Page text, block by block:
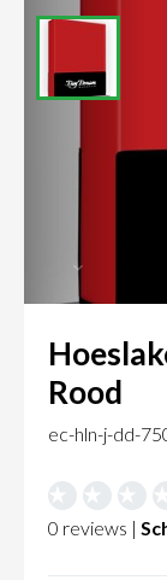
Rood
ec-hln-j-dd-
0 reviews |